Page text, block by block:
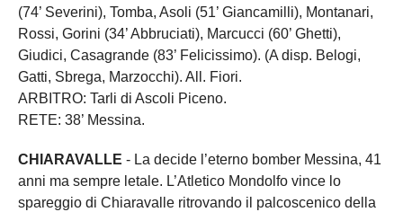
(74’ Severini), Tomba, Asoli (51’ Giancamilli), Montanari,
Rossi, Gorini (34’ Abbruciati), Marcucci (60’ Ghetti),
Giudici, Casagrande (83’ Felicissimo). (A disp. Belogi,
Gatti, Sbrega, Marzocchi). All. Fiori.
ARBITRO: Tarli di Ascoli Piceno.
RETE: 38’ Messina.
CHIARAVALLE - La decide l’eterno bomber Messina, 41
anni ma sempre letale. L’Atletico Mondolfo vince lo
spareggio di Chiaravalle ritrovando il palcoscenico della